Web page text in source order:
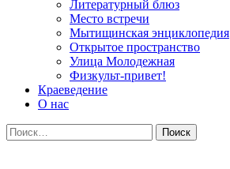
Литературный блюз
Место встречи
Мытищинская энциклопедия
Открытое пространство
Улица Молодежная
Физкульт-привет!
Краеведение
О нас
Найти: